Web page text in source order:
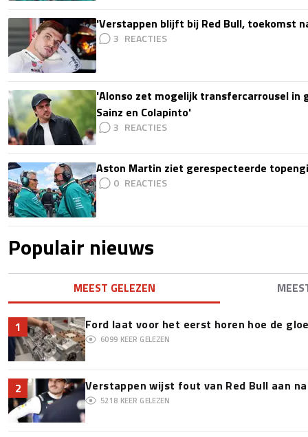
'Verstappen blijft bij Red Bull, toekomst
3
'Alonso zet mogelijk transfercarrousel in
Sainz en Colapinto'
3
Aston Martin ziet gerespecteerde
0
Populair nieuws
MEEST GELEZEN
1 Ford laat voor het eerst horen hoe de
6099 KEER GELEZEN
2 Verstappen wijst fout van Red Bull aan
5218 KEER GELEZEN